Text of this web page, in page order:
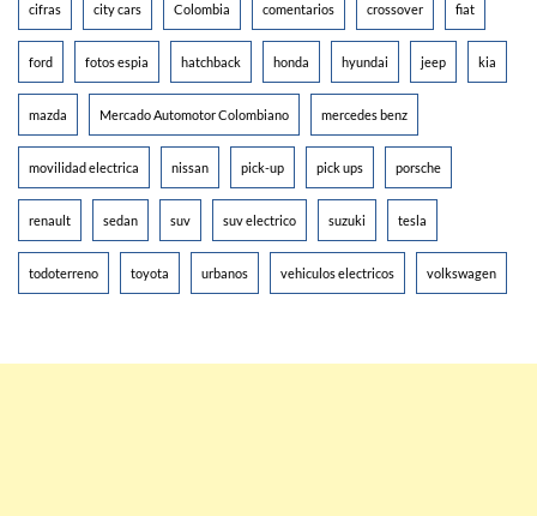
cifras city cars Colombia comentarios crossover fiat
ford fotos espia hatchback honda hyundai jeep kia
mazda Mercado Automotor Colombiano mercedes benz
movilidad electrica nissan pick-up pick ups porsche
renault sedan suv suv electrico suzuki tesla
todoterreno toyota urbanos vehiculos electricos volkswagen